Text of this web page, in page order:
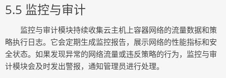
5.5 监控与审计
监控与审计模块持续收集云主机上容器网络的流量数据和策
略执行日志。它会定期生成监控报告，展示网络的性能指标和安
全状态。如果发现异常的网络流量或违反策略的行为，监控与审
计模块会及时发出警报，通知管理员进行处理。